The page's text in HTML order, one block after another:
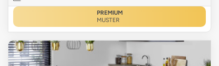
PREMIUM
MUSTER